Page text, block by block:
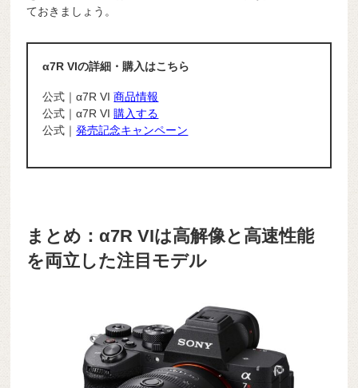
ておきましょう。
α7R VIの詳細・購入はこちら
公式｜α7R VI商品情報
公式｜α7R VI 購入する
公式｜発売記念キャンペーン
まとめ：α7R VIは高解像と高速性能
を両立した注目モデル